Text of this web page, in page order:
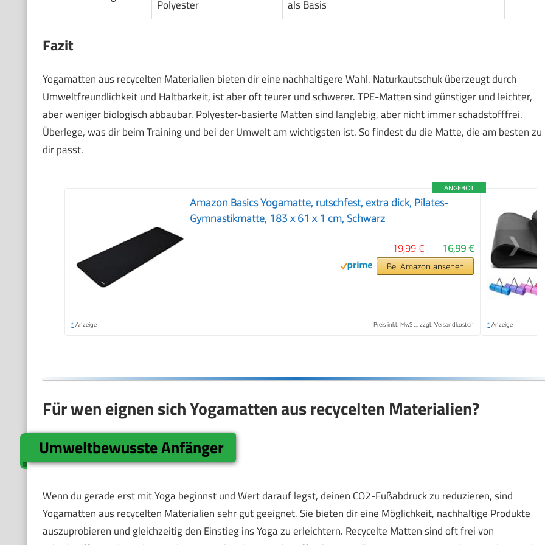
Polyester
als Basis
Fazit
Yogamatten aus recycelten Materialien bieten dir eine nachhaltigere Wahl. Naturkautschuk überzeugt durch
Umweltfreundlichkeit und Haltbarkeit, ist aber oft teurer und schwerer. TPE-Matten sind günstiger und leichter,
aber weniger biologisch abbaubar. Polyester-basierte Matten sind langlebig, aber nicht immer schadstofffrei.
Überlege, was dir beim Training und bei der Umwelt am wichtigsten ist. So findest du die Matte, die am besten zu
dir passt.
ANGEBOT
Amazon Basics Yogamatte, rutschfest, extra dick, Pilates-
Gymnastikmatte, 183 x 61 x 1 cm, Schwarz
16,99 €
19,99 €
Bei Amazon ansehen
* Anzeige Preis inkl. MwSt., zzgl. Versandkosten * Anzeige
❯
Für wen eignen sich Yogamatten aus recycelten Materialien?
Umweltbewusste Anfänger
Wenn du gerade erst mit Yoga beginnst und Wert darauf legst, deinen CO2-Fußabdruck zu reduzieren, sind
Yogamatten aus recycelten Materialien sehr gut geeignet. Sie bieten dir eine Möglichkeit, nachhaltige Produkte
auszuprobieren und gleichzeitig den Einstieg ins Yoga zu erleichtern. Recycelte Matten sind oft frei von